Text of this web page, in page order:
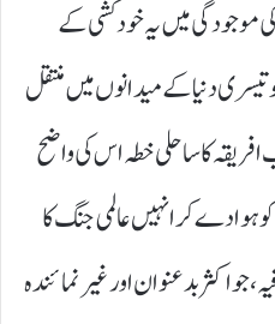
موجودگی میں یہ خودکشی کے
دنیا کے میدانوں میں منتقل
افریقہ کا ساحلی خطہ اس کی واضح
ہوا دے کر انہیں عالمی جنگ کا
جو اکثر بدعنوان اور غیر نمائندہ